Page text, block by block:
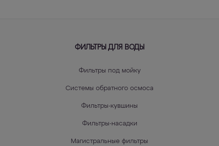
ФИЛЬТРЫ ДЛЯ ВОДЫ
Фильтры под мойку
Системы обратного осмоса
Фильтры-кувшины
Фильтры-насадки
Магистральные фильтры